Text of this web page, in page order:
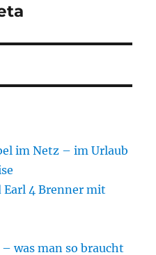
im Netz – im Urlaub
4 Brenner mit
was man so braucht